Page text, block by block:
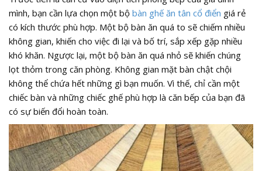
mình, bạn cần lựa chọn một bộ bàn ghế ăn tân cổ điển giá rẻ
có kích thước phù hợp. Một bộ bàn ăn quá to sẽ chiếm nhiều
không gian, khiến cho việc đi lại và bố trí, sắp xếp gặp nhiều
khó khăn. Ngược lại, một bộ bàn ăn quá nhỏ sẽ khiến chúng
lọt thỏm trong căn phòng. Không gian mặt bàn chật chội
không thể chứa hết những gì bạn muốn. Vì thế, chỉ cần một
chiếc bàn và những chiếc ghế phù hợp là căn bếp của bạn đã
có sự biến đổi hoàn toàn.